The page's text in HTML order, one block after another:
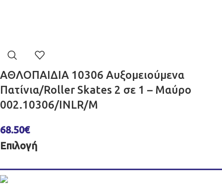
ΑΘΛΟΠΑΙΔΙΑ 10306 Αυξομειούμενα
Πατίνια/Roller Skates 2 σε 1 – Μαύρο
002.10306/INLR/M
68.50€
Επιλογή